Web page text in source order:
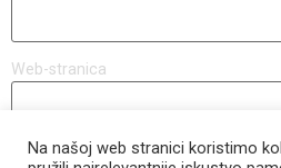
Web-stranica
Na našoj web stranici koristimo